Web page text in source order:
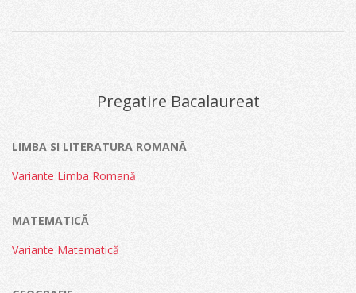
Pregatire Bacalaureat
LIMBA SI LITERATURA ROMANĂ
Variante Limba Romană
MATEMATICĂ
Variante Matematică